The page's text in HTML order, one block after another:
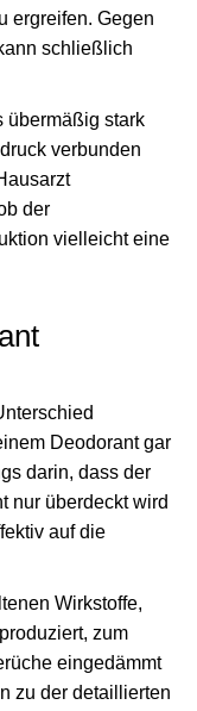
ergreifen. Gegen
schließlich
übermäßig stark
verbunden
der
vielleicht eine
Deodorant gar
darin, dass der
nur überdeckt wird
auf die
Wirkstoffe,
zum
eingedämmt
zu der detaillierten